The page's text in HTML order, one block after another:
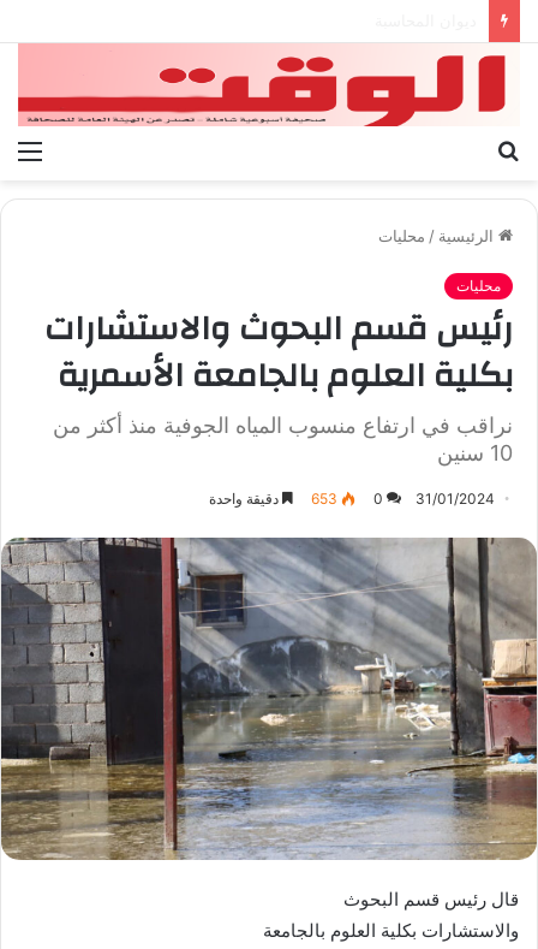
الرئيسية / محليات
محليات
رئيس قسم البحوث والاستشارات
بكلية العلوم بالجامعة الأسمرية
نراقب في ارتفاع منسوب المياه الجوفية منذ أكثر من
10 سنين
31/01/2024
0
653 دقيقة واحدة
قال رئيس قسم البحوث
والاستشارات بكلية العلوم بالجامعة